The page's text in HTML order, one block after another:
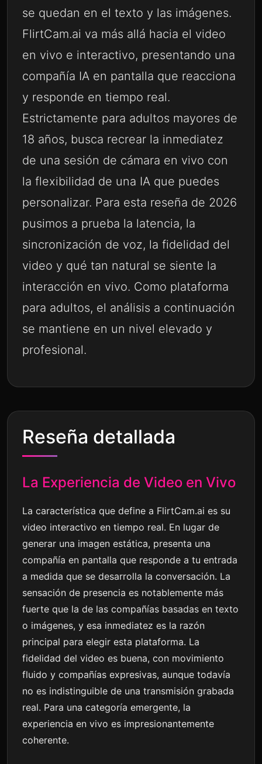
se quedan en el texto y las imágenes.
FlirtCam.ai va más allá hacia el video
en vivo e interactivo, presentando una
compañía IA en pantalla que reacciona
y responde en tiempo real.
Estrictamente para adultos mayores de
18 años, busca recrear la inmediatez
de una sesión de cámara en vivo con
la flexibilidad de una IA que puedes
personalizar. Para esta reseña de 2026
pusimos a prueba la latencia, la
sincronización de voz, la fidelidad del
video y qué tan natural se siente la
interacción en vivo. Como plataforma
para adultos, el análisis a continuación
se mantiene en un nivel elevado y
profesional.
Reseña detallada
La Experiencia de Video en Vivo
La característica que define a FlirtCam.ai es su
video interactivo en tiempo real. En lugar de
generar una imagen estática, presenta una
compañía en pantalla que responde a tu entrada
a medida que se desarrolla la conversación. La
sensación de presencia es notablemente más
fuerte que la de las compañías basadas en texto
o imágenes, y esa inmediatez es la razón
principal para elegir esta plataforma. La
fidelidad del video es buena, con movimiento
fluido y compañías expresivas, aunque todavía
no es indistinguible de una transmisión grabada
real. Para una categoría emergente, la
experiencia en vivo es impresionantemente
coherente.